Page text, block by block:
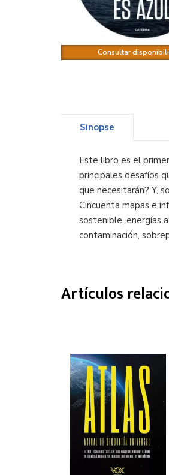
Consultar
Sinopse
Este libro es el
principales desafíos
que necesitarán? Y,
Cincuenta mapas e
sostenible, energías
contaminación,
Artículos